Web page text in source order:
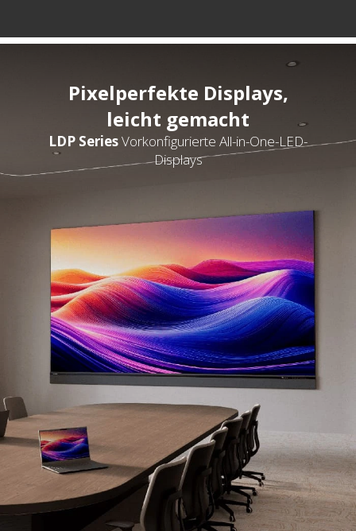
Pixelperfekte Displays,
leicht gemacht
LDP SeriesVorkonfigurierte All-in-One-LED-
Displays